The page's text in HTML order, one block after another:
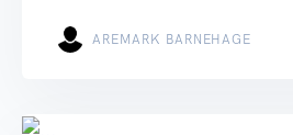
AREMARK BARNEHAGE